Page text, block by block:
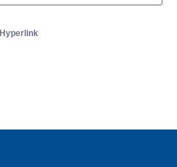
Hyperlink